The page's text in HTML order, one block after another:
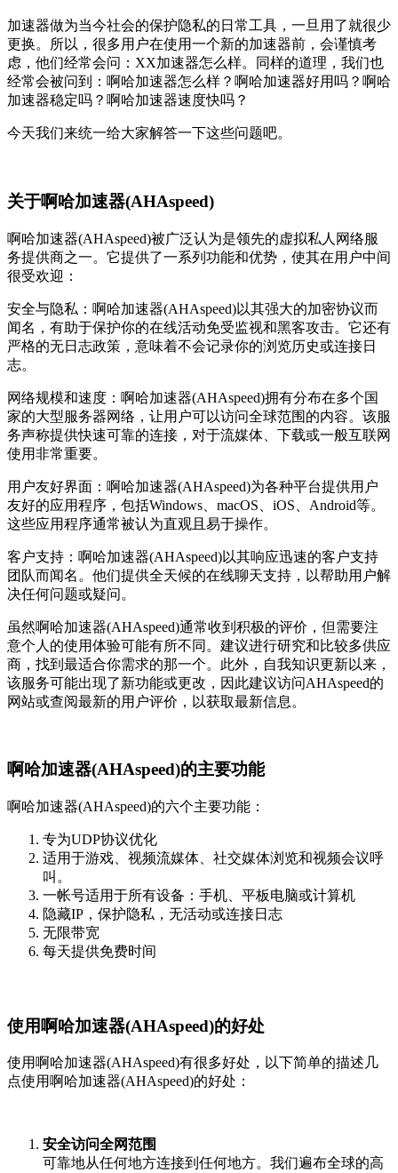
加速器做为当今社会的保护隐私的日常工具，一旦用了就很少
更换。所以，很多用户在使用一个新的加速器前，会谨慎考
虑，他们经常会问：XX加速器怎么样。同样的道理，我们也
经常会被问到：啊哈加速器怎么样？啊哈加速器好用吗？啊哈
加速器稳定吗？啊哈加速器速度快吗？
今天我们来统一给大家解答一下这些问题吧。
关于啊哈加速器(AHAspeed)
啊哈加速器(AHAspeed)被广泛认为是领先的虚拟私人网络服
务提供商之一。它提供了一系列功能和优势，使其在用户中间
很受欢迎：
安全与隐私：啊哈加速器(AHAspeed)以其强大的加密协议而
闻名，有助于保护你的在线活动免受监视和黑客攻击。它还有
严格的无日志政策，意味着不会记录你的浏览历史或连接日
志。
网络规模和速度：啊哈加速器(AHAspeed)拥有分布在多个国
家的大型服务器网络，让用户可以访问全球范围的内容。该服
务声称提供快速可靠的连接，对于流媒体、下载或一般互联网
使用非常重要。
用户友好界面：啊哈加速器(AHAspeed)为各种平台提供用户
友好的应用程序，包括Windows、macOS、iOS、Android等。
这些应用程序通常被认为直观且易于操作。
客户支持：啊哈加速器(AHAspeed)以其响应迅速的客户支持
团队而闻名。他们提供全天候的在线聊天支持，以帮助用户解
决任何问题或疑问。
虽然啊哈加速器(AHAspeed)通常收到积极的评价，但需要注
意个人的使用体验可能有所不同。建议进行研究和比较多供应
商，找到最适合你需求的那一个。此外，自我知识更新以来，
该服务可能出现了新功能或更改，因此建议访问AHAspeed的
网站或查阅最新的用户评价，以获取最新信息。
啊哈加速器(AHAspeed)的主要功能
啊哈加速器(AHAspeed)的六个主要功能：
专为UDP协议优化
适用于游戏、视频流媒体、社交媒体浏览和视频会议呼
叫。
一帐号适用于所有设备：手机、平板电脑或计算机
隐藏IP，保护隐私，无活动或连接日志
无限带宽
每天提供免费时间
使用啊哈加速器(AHAspeed)的好处
使用啊哈加速器(AHAspeed)有很多好处，以下简单的描述几
点使用啊哈加速器(AHAspeed)的好处：
安全访问全网范围
可靠地从任何地方连接到任何地方。我们遍布全球的高